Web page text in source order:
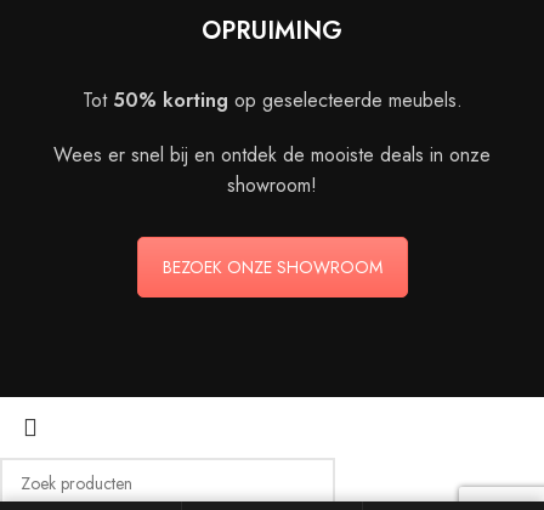
OPRUIMING
Tot 50% korting op geselecteerde meubels.
Wees er snel bij en ontdek de mooiste deals in onze
showroom!
BEZOEK ONZE SHOWROOM